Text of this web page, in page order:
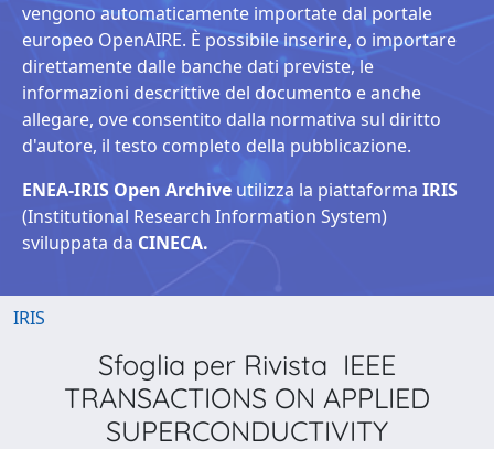
vengono automaticamente importate dal portale
europeo OpenAIRE. È possibile inserire, o importare
direttamente dalle banche dati previste, le
informazioni descrittive del documento e anche
allegare, ove consentito dalla normativa sul diritto
d'autore, il testo completo della pubblicazione.
ENEA-IRIS Open Archive utilizza la piattaforma IRIS
(Institutional Research Information System)
sviluppata da CINECA.
IRIS
Sfoglia per Rivista IEEE
TRANSACTIONS ON APPLIED
SUPERCONDUCTIVITY